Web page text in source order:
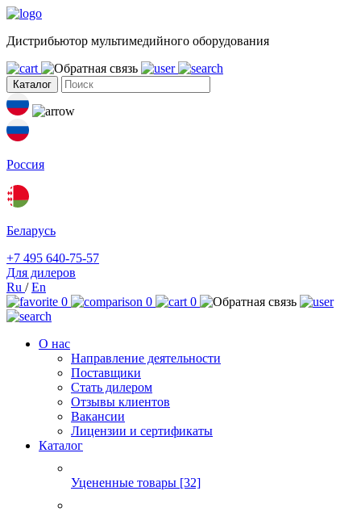
Дистрибьютор мультимедийного оборудования
Каталог
Россия
Беларусь
+7 495 640-75-57
Для дилеров
Ru /En
0
0 0
О нас
Направление деятельности
Поставщики
Стать дилером
Отзывы клиентов
Вакансии
Лицензии и сертификаты
Каталог
Уцененные товары [32]